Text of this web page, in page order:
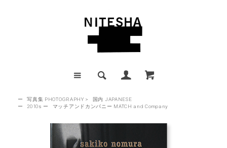
ー 写真集 PHOTOGRAPHY >
国内 JAPANESE
ー
2010s ー マッチアンドカンパニー MATCH and Company